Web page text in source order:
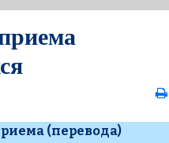
(перевода)